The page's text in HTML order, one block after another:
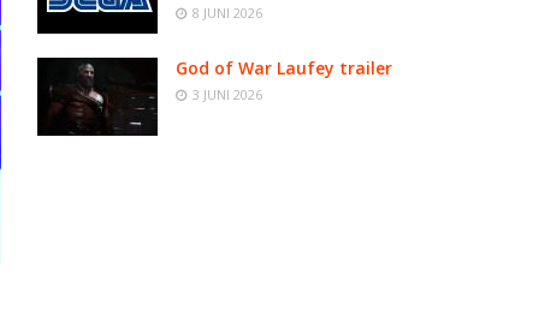
8 JUNI 2026
God of War Laufey trailer
3 JUNI 2026